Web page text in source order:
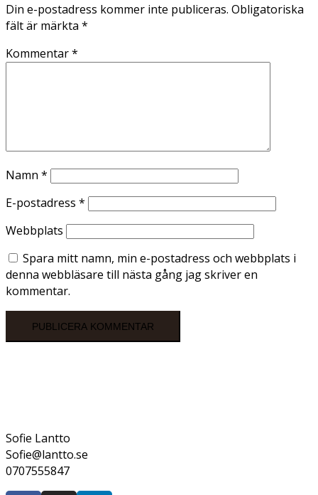
Din e-postadress kommer inte publiceras. Obligatoriska
fält är märkta *
Kommentar*
Namn *
E-postadress *
Webbplats
Spara mitt namn, min e-postadress och webbplats i
denna webbläsare till nästa gång jag skriver en
kommentar.
Sofie Lantto
Sofie@lantto.se
0707555847